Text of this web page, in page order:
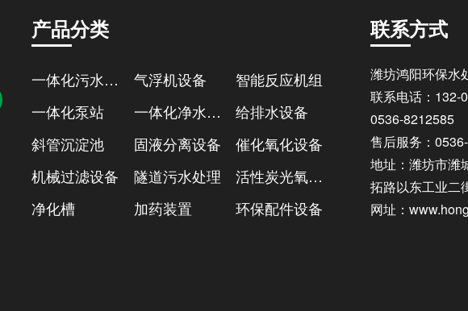
产品分类
一体化污水处理设备 气浮机设备
智能反应机组
一体化泵站
一体化净水设备
给排水设备
斜管沉淀池
固液分离设备
催化氧化设备
机械过滤设备
隧道污水处理
活性炭光氧一体机
净化槽
加药装置 环保配件设备
联系方式
潍坊鸿阳环保水
联系电话：132-
0536-8212585
售后服务：
地址：潍坊市潍
拓路以东工业二
网址：